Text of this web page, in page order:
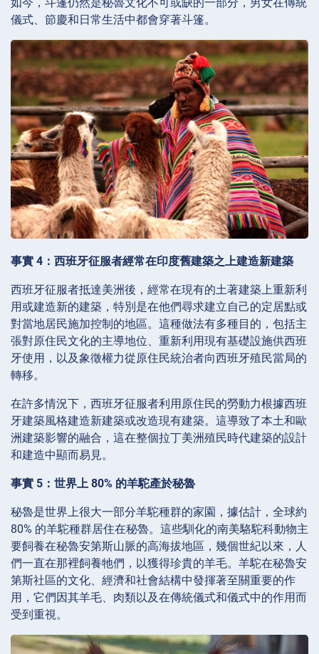
如今，斗篷仍然是秘魯文化不可或缺的一部分，男女在傳統
儀式、節慶和日常生活中都會穿著斗篷。
事實 4：西班牙征服者經常在印度舊建築之上建造新建築
西班牙征服者抵達美洲後，經常在現有的土著建築上重新利
用或建造新的建築，特別是在他們尋求建立自己的定居點或
對當地居民施加控制的地區。這種做法有多種目的，包括主
張對原住民文化的主導地位、重新利用現有基礎設施供西班
牙使用，以及象徵權力從原住民統治者向西班牙殖民當局的
轉移。
在許多情況下，西班牙征服者利用原住民的勞動力根據西班
牙建築風格建造新建築或改造現有建築。這導致了本土和歐
洲建築影響的融合，這在整個拉丁美洲殖民時代建築的設計
和建造中顯而易見。
事實 5：世界上 80% 的羊駝產於秘魯
秘魯是世界上很大一部分羊駝種群的家園，據估計，全球約
80% 的羊駝種群居住在秘魯。這些馴化的南美駱駝科動物主
要飼養在秘魯安第斯山脈的高海拔地區，幾個世紀以來，人
們一直在那裡飼養牠們，以獲得珍貴的羊毛。羊駝在秘魯安
第斯社區的文化、經濟和社會結構中發揮著至關重要的作
用，它們因其羊毛、肉類以及在傳統儀式和儀式中的作用而
受到重視。